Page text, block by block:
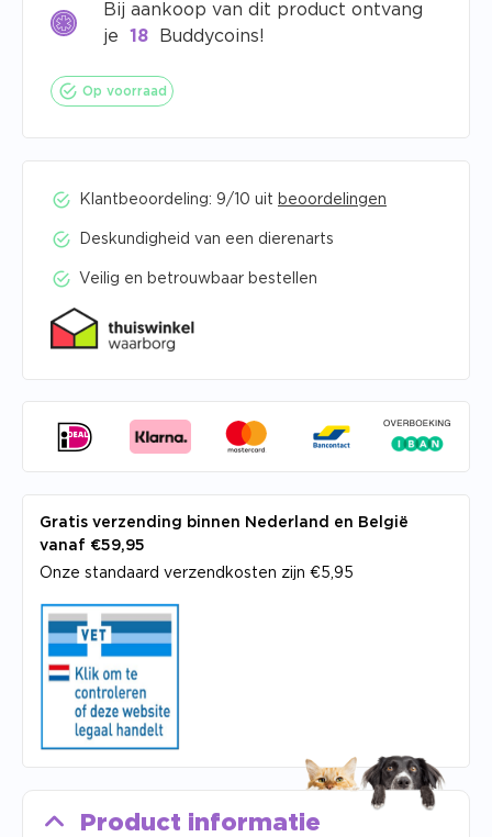
Bij aankoop van dit product ontvang
je
18 Buddycoins!
Op voorraad
Klantbeoordeling: 9/10 uit beoordelingen
Deskundigheid van een dierenarts
Veilig en betrouwbaar bestellen
Gratis verzending binnen Nederland en België
vanaf €59,95
Onze standaard verzendkosten zijn €5,95
Product informatie